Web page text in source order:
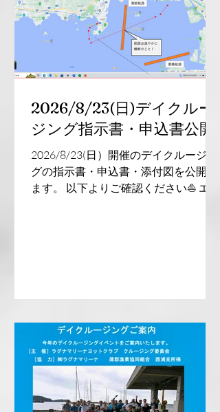
2026/8/23(日)デイクルー
ジング指示書・申込書公開
2026/8/23(日）開催のデイクルージン
グの指示書・申込書・添付図を公開し
ます。 以下よりご確認ください⛵️ エン